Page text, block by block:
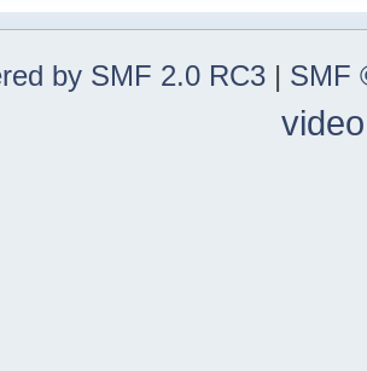
by SMF 2.0 RC3 | SMF